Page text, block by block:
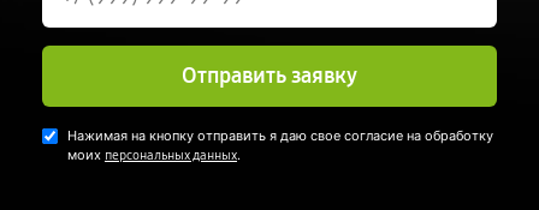
Отправить заявку
Нажимая на кнопку отправить я даю свое согласие на обработку
моих персональных данных.